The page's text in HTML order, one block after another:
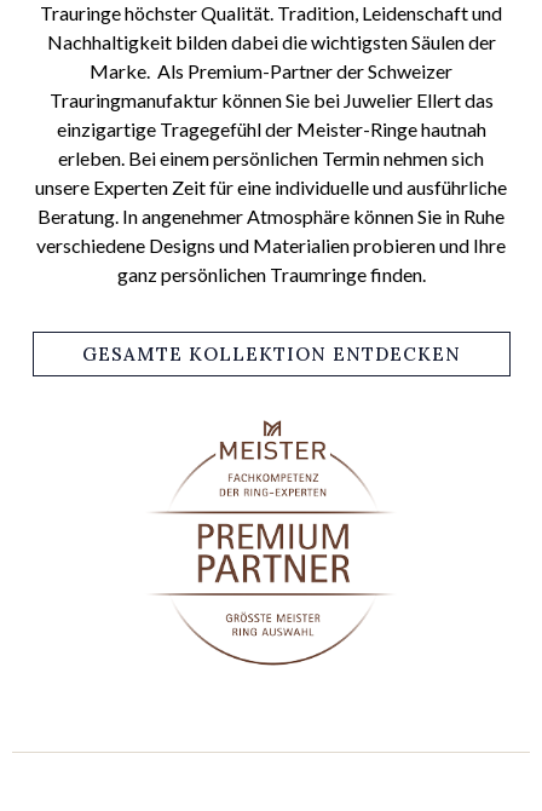
Trauringe höchster Qualität. Tradition, Leidenschaft und
Nachhaltigkeit bilden dabei die wichtigsten Säulen der
Marke. Als Premium-Partner der Schweizer
Trauringmanufaktur können Sie bei Juwelier Ellert das
einzigartige Tragegefühl der Meister-Ringe hautnah
erleben. Bei einem persönlichen Termin nehmen sich
unsere Experten Zeit für eine individuelle und ausführliche
Beratung. In angenehmer Atmosphäre können Sie in Ruhe
verschiedene Designs und Materialien probieren und Ihre
ganz persönlichen Traumringe finden.
GESAMTE KOLLEKTION ENTDECKEN